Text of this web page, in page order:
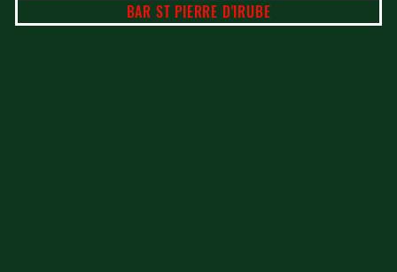
BAR ST PIERRE D'IRUBE